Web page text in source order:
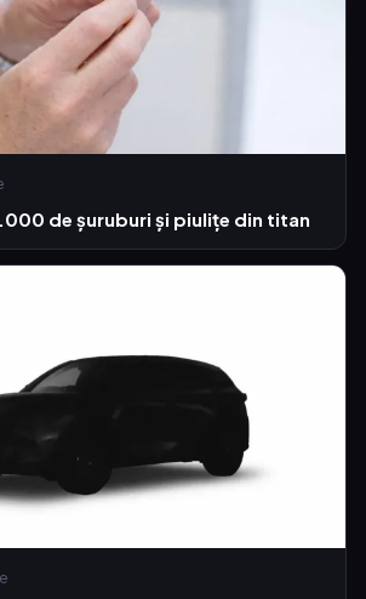
de șuruburi și piulițe din titan